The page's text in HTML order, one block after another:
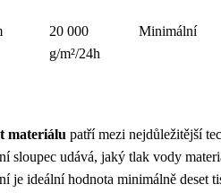
20 000
g/m²/24h
Minimální
materiálu patří mezi nejdůležitější
sloupec udává, jaký tlak vody
je ideální hodnota minimálně deset